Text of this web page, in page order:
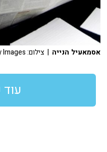
אסמאעיל הנייה | צילום: PPMO via Getty Images